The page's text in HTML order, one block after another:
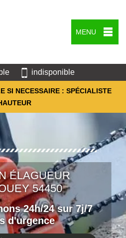
MENU
indisponible
SI NECESSAIRE : SPÉCIALISTE
ÉLAGUEUR
54450
24h/24 sur 7j/7
d'urgence